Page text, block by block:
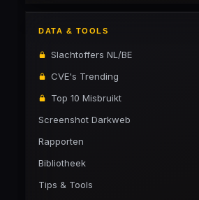
DATA & TOOLS
Slachtoffers NL/BE
CVE's Trending
Top 10 Misbruikt
Screenshot Darkweb
Rapporten
Bibliotheek
Tips & Tools